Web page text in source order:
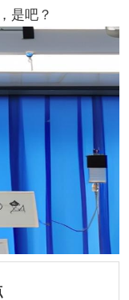
是吧？